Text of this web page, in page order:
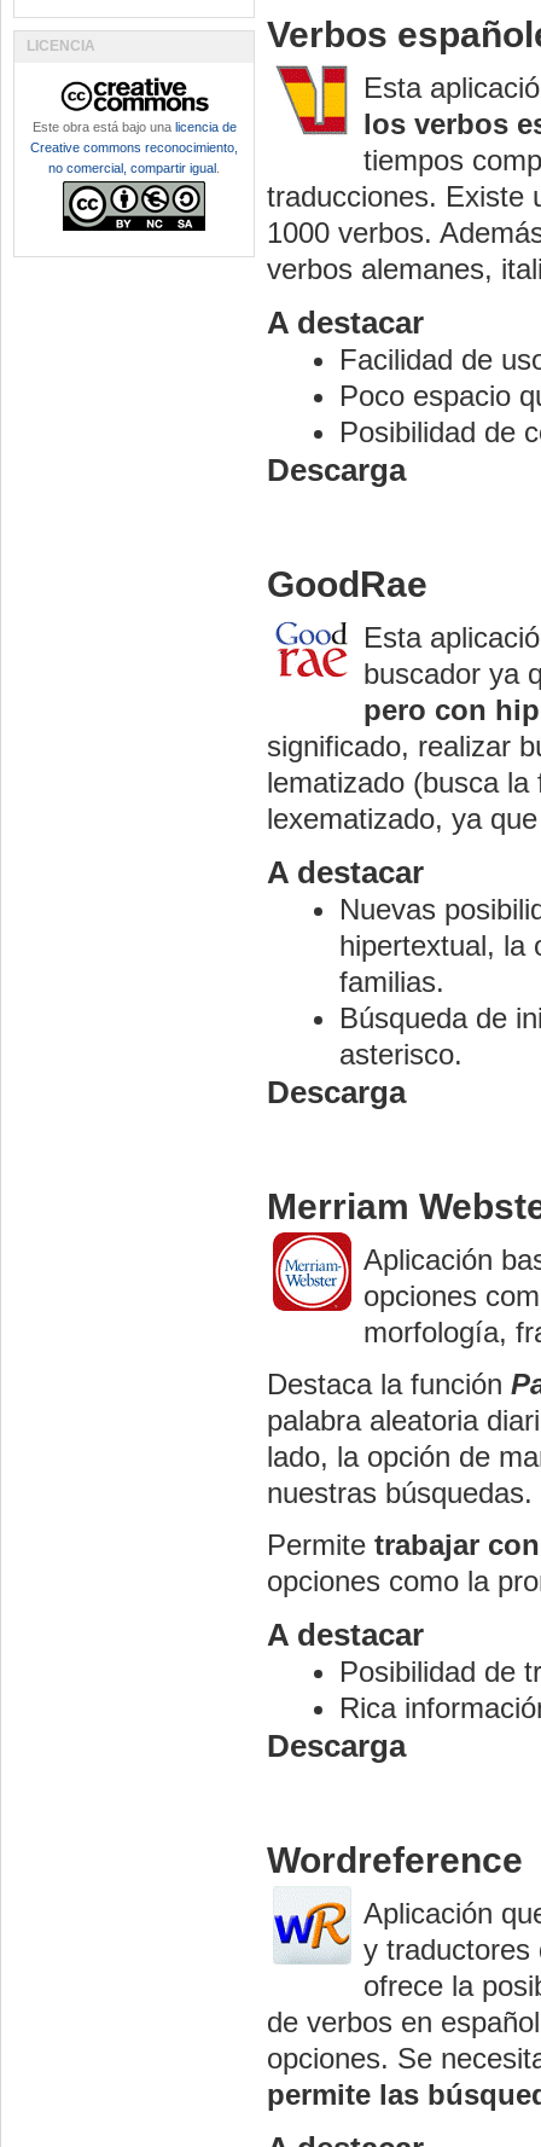
Verbos
Esta
los verbos
tiempos
traducciones. Existe
1000 verbos.
verbos alemanes,
A destacar
Facilidad de
Poco espacio
Posibilidad de
Descarga
GoodRae
Esta
buscador ya
pero con
significado, realizar
lematizado (busca
lexematizado, ya
A destacar
Nuevas
hipertextual, la
familias.
Búsqueda de
asterisco.
Descarga
Merriam
Aplicación
opciones
morfología,
Destaca la función
palabra aleatoria
lado, la opción de
nuestras búsquedas.
Permite trabajar
opciones como la
A destacar
Posibilidad de
Rica
Descarga
Wordreference
Aplicación
y traductores
ofrece la
de verbos en
opciones. Se
permite las
LICENCIA
Este obra está bajo una licencia de
Creative commons reconocimiento,
no comercial, compartir igual